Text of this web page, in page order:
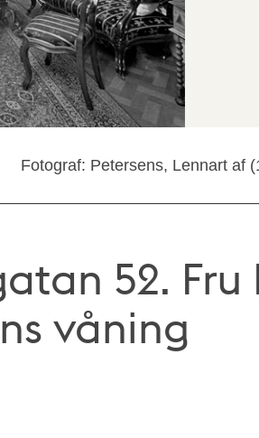
Fotograf: Petersens, Lennart af
52. Fru
våning